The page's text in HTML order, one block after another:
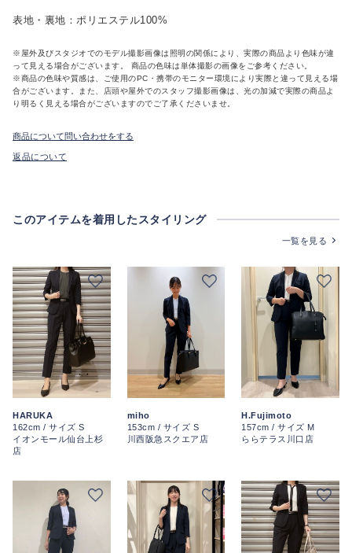
表地・裏地：ポリエステル100%
※屋外及びスタジオでのモデル撮影画像は照明の関係により、実際の商品より色味が違
って見える場合がございます。 商品の色味は単体撮影の画像をご参考ください。
※商品の色味や質感は、ご使用のPC・携帯のモニター環境により実際と違って見える場
合がございます。また、店頭や屋外でのスタッフ撮影画像は、光の加減で実際の商品よ
り明るく見える場合がございますのでご了承くださいませ。
商品について問い合わせをする
返品について
このアイテムを着用したスタイリング
一覧を見る
HARUKA
162cm / サイズ S
イオンモール仙台上杉
店
miho
153cm / サイズ S
川西阪急スクエア店
H.Fujimoto
157cm / サイズ M
ららテラス川口店